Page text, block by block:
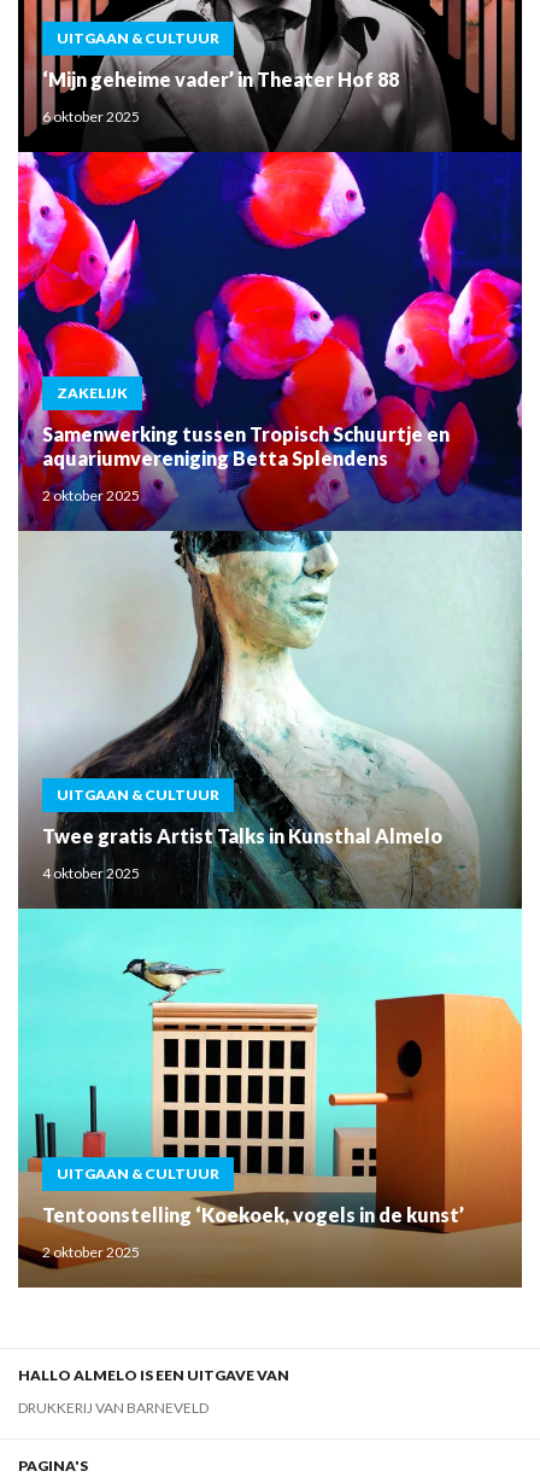
UITGAAN & CULTUUR
‘Mijn geheime vader’ in Theater Hof 88
6 oktober 2025
ZAKELIJK
Samenwerking tussen Tropisch Schuurtje en
aquariumvereniging Betta Splendens
2 oktober 2025
UITGAAN & CULTUUR
Twee gratis Artist Talks in Kunsthal Almelo
4 oktober 2025
UITGAAN & CULTUUR
Tentoonstelling ‘Koekoek, vogels in de kunst’
2 oktober 2025
HALLO ALMELO IS EEN UITGAVE VAN
DRUKKERIJ VAN BARNEVELD
PAGINA'S